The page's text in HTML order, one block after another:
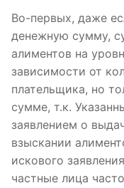
Во-первых, даже
денежную сумму,
алиментов на
зависимости от
плательщика, но
сумме, т.к.
заявлением о
взыскании
искового
частные лица